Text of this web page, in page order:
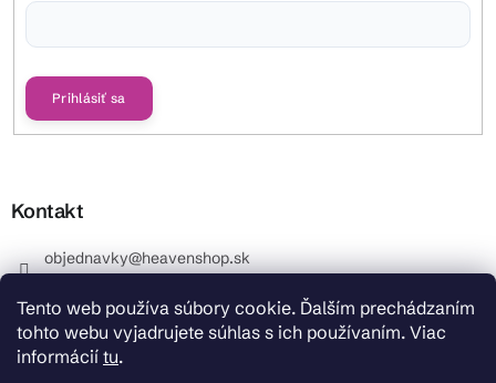
Tento web používa súbory cookie. Ďalším prechádzaním
tohto webu vyjadrujete súhlas s ich používaním. Viac
informácií tu.
Prihlásiť sa
Kontakt
objednavky@heavenshop.sk
_Info objednávky : +421 914 399 399 Pracovné dni od
8.00 hod. do 12.00 . REKLAMÁCIE : +421 914 399 399
HeavenShop.sk